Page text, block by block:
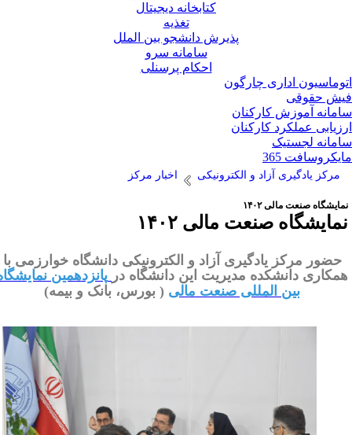
کتابخانه دیجیتال
تغذیه
پذیرش دانشجو بین الملل
سامانه سرو
احکام پرسنلی
اداری چارگون
حقوقی
آموزش کارکنان
عملکرد کارکنان
لجستیک
365
مرکز یادگیری آزاد و الکترونیکی اخبار مرکز
صنعت مالی ۱۴۰۲
صنعت مالی ۱۴۰۲
حضور مرکز یادگیری آزاد و الکترونیکی دانشگاه خوارزمی با
دانشکده مدیریت این دانشگاه در
پانزدهمین نمایشگاه
بین المللی صنعت مالی ( بورس، بانک و بیمه)